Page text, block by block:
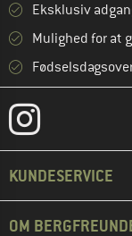
Eksklusiv
Mulighed for at
KUNDESERVICE
OM